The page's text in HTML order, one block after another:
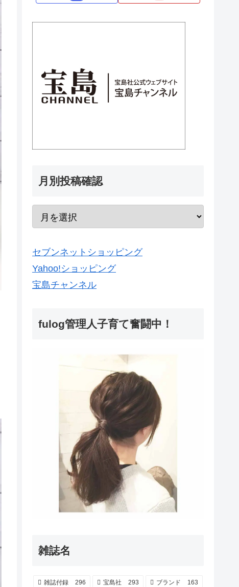
月別投稿確認
セブンネットショッピング
Yahoo!ショッピング
宝島チャンネル
fulog管理人子育て奮闘中！
雑誌名
雑誌付録 296 宝島社 293 ブランド 163